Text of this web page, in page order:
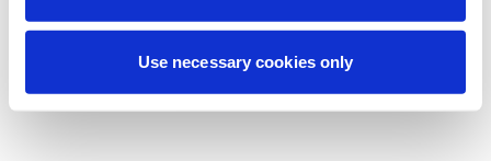
Use necessary cookies only